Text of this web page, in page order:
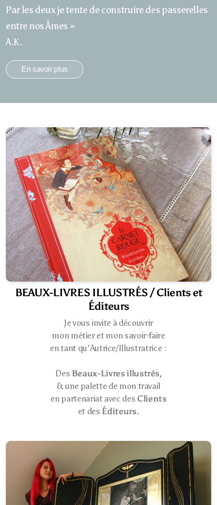
Par les deux je tente de construire des passerelles
entre nos Âmes »
A.K.
En savoir plus
BEAUX-LIVRES ILLUSTRÉS/Clients et
Éditeurs
Je vous invite à découvrir
mon métier et mon savoir-faire
en tant qu'Autrice/Illustratrice :
Des Beaux-Livres illustrés,
& une palette de mon travail
en partenariat avec des Clients
et des Éditeurs.